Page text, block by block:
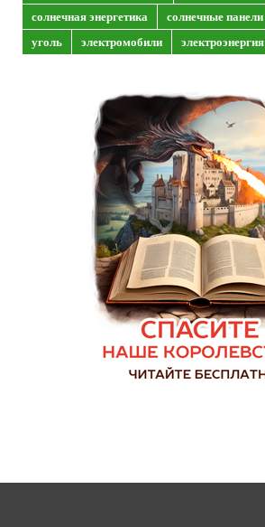
солнечная энергетика
солнечные панели
уголь
электромобили электроэнергия